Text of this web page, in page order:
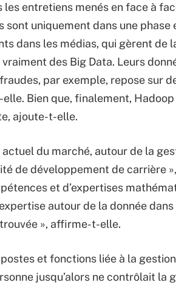
les entretiens menés en face à
sont uniquement dans une
dans les médias, qui gèrent de
des Big Data. Leurs
par exemple, repose sur
Bien que, finalement,
ajoute-t-elle.
du marché, autour de la
de développement de carrière
et d’expertises
autour de la donnée
», affirme-t-elle.
et fonctions liée à la
jusqu’alors ne contrôlait la